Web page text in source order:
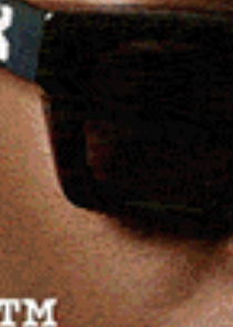
globali e necessità di